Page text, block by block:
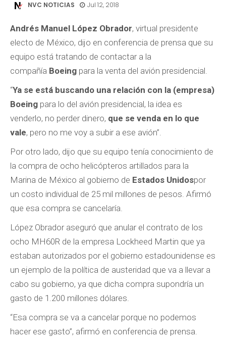
NVC NOTICIAS Jul 12, 2018
Andrés Manuel López Obrador, virtual presidente
electo de México, dijo en conferencia de prensa que su
equipo está tratando de contactar a la
compañía Boeing para la venta del avión presidencial.
“Ya se está buscando una relación con la (empresa)
Boeing para lo del avión presidencial, la idea es
venderlo, no perder dinero, que se venda en lo que
vale, pero no me voy a subir a ese avión”.
Por otro lado, dijo que su equipo tenía conocimiento de
la compra de ocho helicópteros artillados para la
Marina de México al gobierno de Estados Unidospor
un costo individual de 25 mil millones de pesos. Afirmó
que esa compra se cancelaría.
López Obrador aseguró que anular el contrato de los
ocho MH60R de la empresa Lockheed Martin que ya
estaban autorizados por el gobierno estadounidense es
un ejemplo de la política de austeridad que va a llevar a
cabo su gobierno, ya que dicha compra supondría un
gasto de 1.200 millones dólares.
“Esa compra se va a cancelar porque no podemos
hacer ese gasto”, afirmó en conferencia de prensa.